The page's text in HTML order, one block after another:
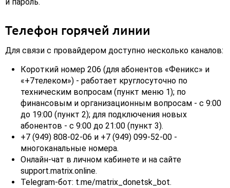
Телефон горячей линии
Для связи с провайдером доступно несколько каналов:
Короткий номер 206 (для абонентов «Феникс» и
«+7телеком») - работает круглосуточно по
техническим вопросам (пункт меню 1); по
финансовым и организационным вопросам - с 9:00
до 19:00 (пункт 2); для подключения новых
абонентов - с 9:00 до 21:00 (пункт 3).
+7 (949) 808-02-06 и +7 (949) 099-52-00 -
многоканальные номера.
Онлайн-чат в личном кабинете и на сайте
support.matrix.online.
Telegram-бот: t.me/matrix_donetsk_bot.